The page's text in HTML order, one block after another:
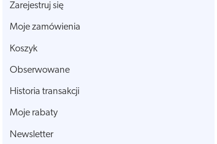
Zarejestruj się
Moje zamówienia
Koszyk
Obserwowane
Historia transakcji
Moje rabaty
Newsletter